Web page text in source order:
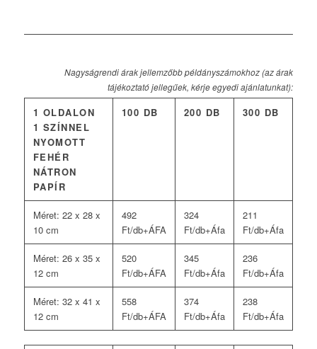
Nagyságrendi árak jellemzőbb példányszámokhoz (az árak
tájékoztató jellegűek, kérje egyedi ajánlatunkat):
1 OLDALON
1 SZÍNNEL
NYOMOTT
FEHÉR
NÁTRON
PAPÍR
100 DB 200 DB 300 DB
Méret: 22 x 28 x
10 cm
492
Ft/db+ÁFA
324
Ft/db+Áfa
211
Ft/db+Áfa
Méret: 26 x 35 x
12 cm
520
Ft/db+ÁFA
345
Ft/db+Áfa
236
Ft/db+Áfa
Méret: 32 x 41 x
12 cm
558
Ft/db+ÁFA
374
Ft/db+Áfa
238
Ft/db+Áfa